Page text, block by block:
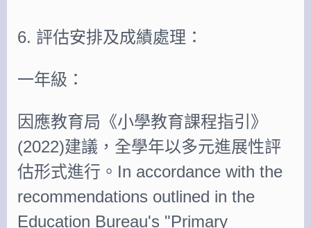
6. 評估安排及成績處理：
一年級：
因應教育局《小學教育課程指引》
(2022)建議，全學年以多元進展性評
估形式進行。In accordance with the
recommendations outlined in the
Education Bureau's "Primary